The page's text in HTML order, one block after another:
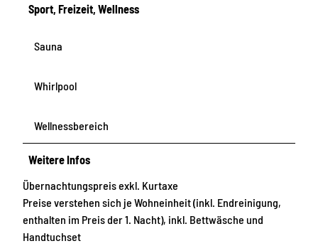
Sport, Freizeit, Wellness
Sauna
Whirlpool
Wellnessbereich
Weitere Infos
Übernachtungspreis exkl. Kurtaxe
Preise verstehen sich je Wohneinheit (inkl. Endreinigung,
enthalten im Preis der 1. Nacht), inkl. Bettwäsche und
Handtuchset